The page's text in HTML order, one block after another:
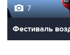
Фестиваль